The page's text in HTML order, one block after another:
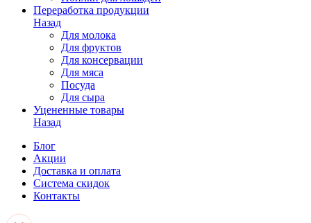
Переработка продукции
Назад
Для молока
Для фруктов
Для консервации
Для мяса
Посуда
Для сыра
Уцененные товары
Назад
Блог
Акции
Доставка и оплата
Система скидок
Контакты